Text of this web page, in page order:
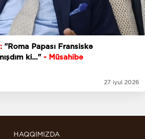
"Roma Papası Fransiskə
ki..."- Müsahibə
27 iyul 2026
HAQQIMIZDA